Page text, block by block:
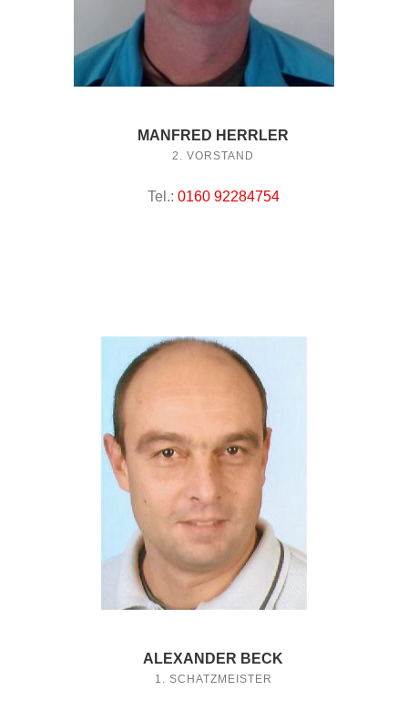
MANFRED HERRLER
2. VORSTAND
Tel.: 0160 92284754
ALEXANDER BECK
1. SCHATZMEISTER